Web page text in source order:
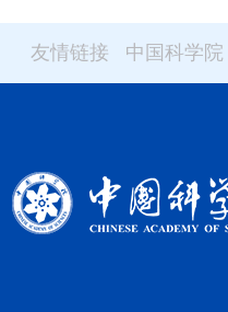
友情链接 中国科学院